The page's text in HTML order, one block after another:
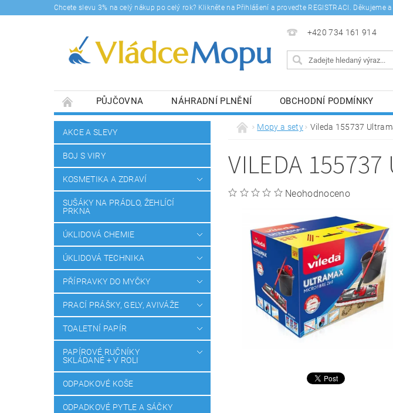
Chcete slevu 3% na celý nákup po celý rok? Klikněte na Přihlášení a proveďte REGISTRACI. Děkujeme
+420 734 161 914
PŮJČOVNA NÁHRADNÍ PLNĚNÍ OBCHODNÍ PODMÍNKY
DOPRAVY A PLATBA
BLOG SOUHLASÍM SE ZPRACOVÁNÍM
AKCE A SLEVY
BOJ S VIRY
KOSMETIKA A ZDRAVÍ
SUŠÁKY NA PRÁDLO, ŽEHLÍCÍ
PRKNA
ÚKLIDOVÁ CHEMIE
ÚKLIDOVÁ TECHNIKA
PŘÍPRAVKY DO MYČKY
PRACÍ PRÁŠKY, GELY, AVIVÁŽE
TOALETNÍ PAPÍR
PAPÍROVÉ RUČNÍKY
SKLÁDANÉ + V ROLI
ODPADKOVÉ KOŠE
ODPADKOVÉ PYTLE A SÁČKY
Mopy a sety Vileda 155737
VILEDA 155737
Neohodnoceno